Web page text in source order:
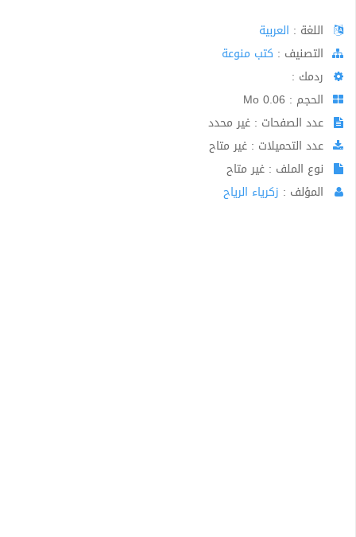
اللغة : العربية
اﻟﺘﺼﻨﻴﻒ : كتب منوعة
ردمك :
الحجم : 0.06 Mo
عدد الصفحات : غير محدد
عدد التحميلات : غير متاح
نوع الملف : غير متاح
المؤلف : زكرياء الرياح